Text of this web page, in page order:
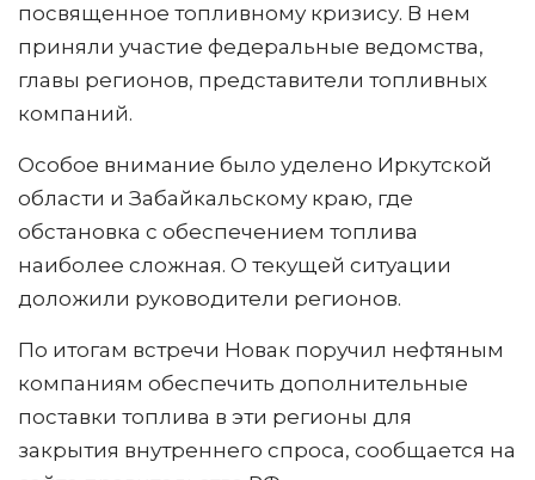
посвященное топливному кризису. В нем
приняли участие федеральные ведомства,
главы регионов, представители топливных
компаний.
Особое внимание было уделено Иркутской
области и Забайкальскому краю, где
обстановка с обеспечением топлива
наиболее сложная. О текущей ситуации
доложили руководители регионов.
По итогам встречи Новак поручил нефтяным
компаниям обеспечить дополнительные
поставки топлива в эти регионы для
закрытия внутреннего спроса, сообщается на